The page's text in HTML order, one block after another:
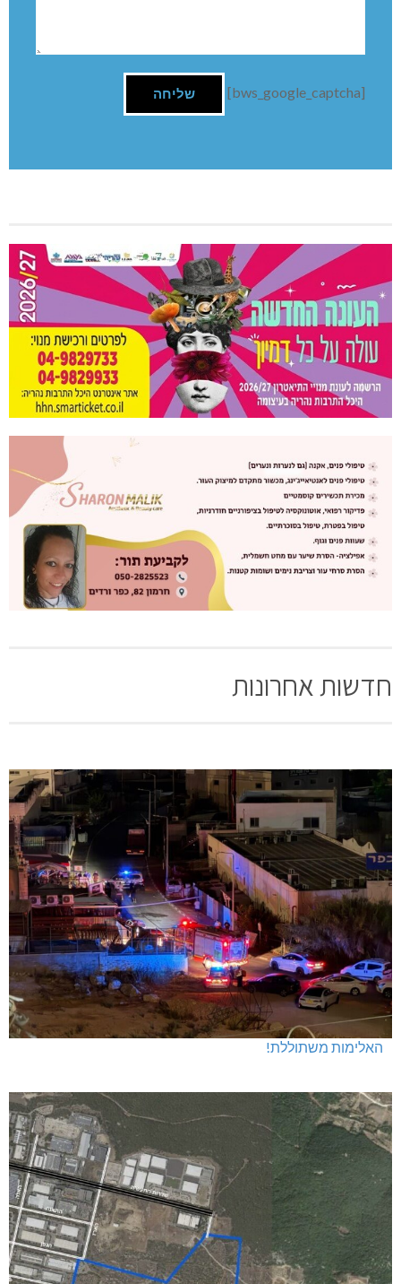
[bws_google_captcha]
חדשות אחרונות
האלימות משתוללת!